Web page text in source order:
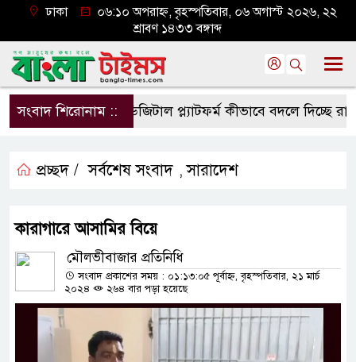
ঢাকা
০৬:১০ অপরাহ্ন, বৃহস্পতিবার, ০৬ অগাস্ট ২০২৬, ২২
শ্রাবণ ১৪৩৩ বঙ্গাব্দ
সংবাদ শিরোনাম ::ডিজিটাল প্ল্যাটফর্ম কীভাবে বদলে দিচ্ছে
প্রচ্ছদ / সর্বশেষ সংবাদ ,সারাদেশ
কারাগারে আসামির বিয়ে
মৌলভীবাজার প্রতিনিধি
সংবাদ প্রকাশের সময় : ০১:১৩:০৫ পূর্বাহ্ন, বৃহস্পতিবার, ২১ মার্চ
২০২৪
২৬৪ বার পড়া হয়েছে